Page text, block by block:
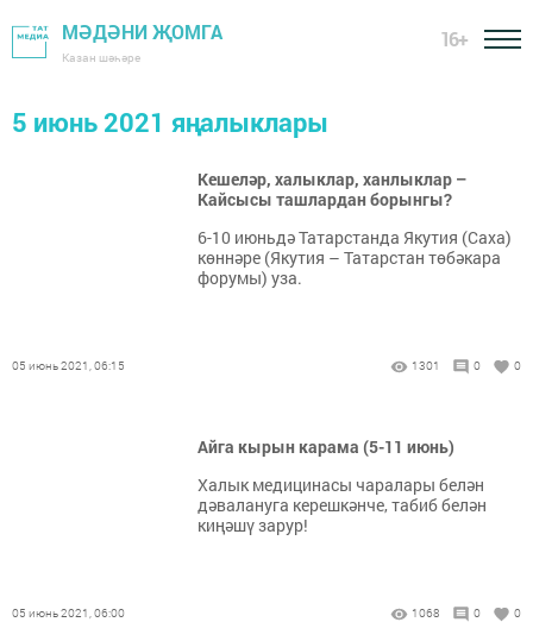
МӘДӘНИ ҖОМГА
Казан шәһәре
16+
5 июнь 2021 яңалыклары
Кешеләр, халыклар, ханлыклар –
Кайсысы ташлардан борынгы?
6-10 июньдә Татарстанда Якутия (Саха)
көннәре (Якутия – Татарстан төбәкара
форумы) уза.
05 июнь 2021, 06:15 1301 0 0
Айга кырын карама (5-11 июнь)
Халык медицинасы чаралары белән
дәвалануга керешкәнче, табиб белән
киңәшү зарур!
05 июнь 2021, 06:00 1068 0 0